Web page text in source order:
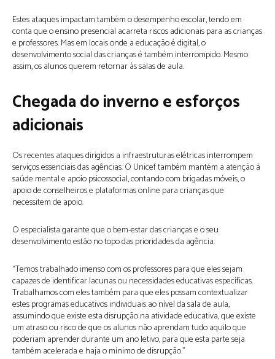
Estes ataques impactam também o desempenho escolar, tendo em
conta que o ensino presencial acarreta riscos adicionais para as crianças
e professores. Mas em locais onde a educação é digital, o
desenvolvimento social das crianças é também interrompido. Mesmo
assim, os alunos querem retornar às salas de aula.
Chegada do inverno e esforços
adicionais
Os recentes ataques dirigidos a infraestruturas elétricas interrompem
serviços essenciais das agências. O Unicef também mantém a atenção à
saúde mental e apoio psicossocial, contando com brigadas móveis, o
apoio de conselheiros e plataformas online para crianças que
necessitem de apoio.
O especialista garante que o bem-estar das crianças e o seu
desenvolvimento estão no topo das prioridades da agência.
“Temos trabalhado imenso com os professores para que eles sejam
capazes de identificar lacunas ou necessidades educativas específicas.
Trabalhamos com eles também para que eles possam contextualizar
estes programas educativos individuais ao nível da sala de aula,
assumindo que existe esta disrupção na atividade educativa, que existe
um atraso ou risco de que os alunos não aprendam tudo aquilo que
poderiam aprender durante um ano letivo, para que esta parte seja
também acelerada e haja o mínimo de disrupção.”